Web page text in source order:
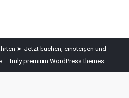
➤ Jetzt buchen, einsteigen und
— trulypremium WordPress themes